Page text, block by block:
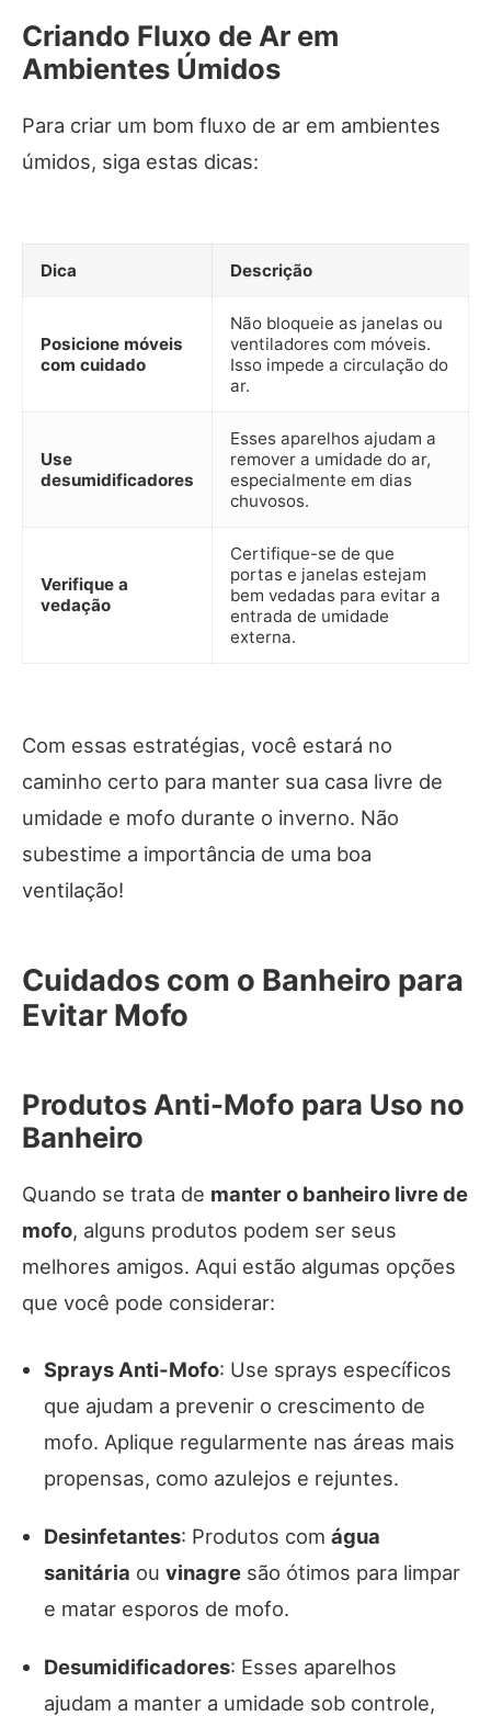
Criando Fluxo de Ar em
Ambientes Úmidos
Para criar um bom fluxo de ar em ambientes
úmidos, siga estas dicas:
Dica Descrição
Posicione móveis
com cuidado
Não bloqueie as janelas ou
ventiladores com móveis.
Isso impede a circulação do
ar.
Use
desumidificadores
Esses aparelhos ajudam a
remover a umidade do ar,
especialmente em dias
chuvosos.
Verifique a
vedação
Certifique-se de que
portas e janelas estejam
bem vedadas para evitar a
entrada de umidade
externa.
Com essas estratégias, você estará no
caminho certo para manter sua casa livre de
umidade e mofo durante o inverno. Não
subestime a importância de uma boa
ventilação!
Cuidados com o Banheiro para
Evitar Mofo
Produtos Anti-Mofo para Uso no
Banheiro
Quando se trata de manter o banheiro livre de
mofo, alguns produtos podem ser seus
melhores amigos. Aqui estão algumas opções
que você pode considerar:
Sprays Anti-Mofo: Use sprays específicos
que ajudam a prevenir o crescimento de
mofo. Aplique regularmente nas áreas mais
propensas, como azulejos e rejuntes.
Desinfetantes: Produtos com água
sanitária ou vinagre são ótimos para limpar
e matar esporos de mofo.
Desumidificadores: Esses aparelhos
ajudam a manter a umidade sob controle,